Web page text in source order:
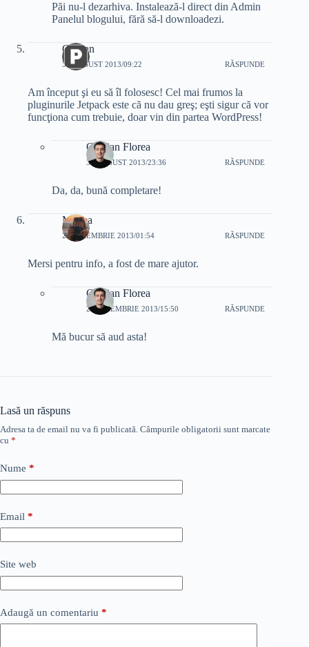
Păi nu-l dezarhiva. Instalează-l direct din Admin
Panelul blogului, fără să-l downloadezi.
Ciprian
31 AUGUST 2013/09:22 RĂSPUNDE
Am început şi eu să îl folosesc! Cel mai frumos la
pluginurile Jetpack este că nu dau greş; eşti sigur că vor
funcţiona cum trebuie, doar vin din partea WordPress!
Cristian Florea
31 AUGUST 2013/23:36 RĂSPUNDE
Da, da, bună completare!
Mircea
23 NOIEMBRIE 2013/01:54 RĂSPUNDE
Mersi pentru info, a fost de mare ajutor.
Cristian Florea
24 NOIEMBRIE 2013/15:50 RĂSPUNDE
Mă bucur să aud asta!
Lasă un răspuns
Adresa ta de email nu va fi publicată. Câmpurile obligatorii sunt marcate
cu *
Nume *
Email *
Site web
Adaugă un comentariu *